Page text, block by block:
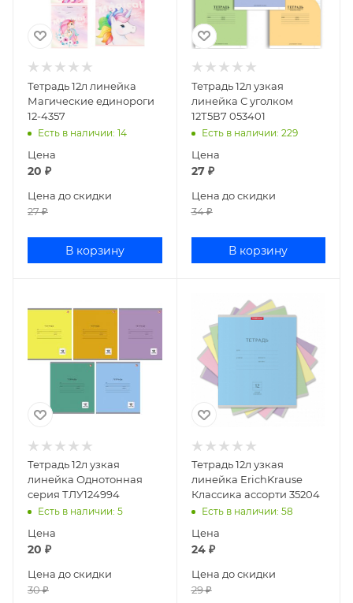
Тетрадь 12л линейка
Магические единороги
12-4357
Есть в наличии: 14
Цена
20 ₽
Цена до скидки
27₽
В корзину
Тетрадь 12л узкая
линейка С уголком
12Т5В7 053401
Есть в наличии: 229
Цена
27₽
Цена до скидки
34₽
В корзину
Тетрадь 12л узкая
линейка Однотонная
серия ТЛУ124994
Есть в наличии: 5
Цена
20 ₽
Цена до скидки
30₽
Тетрадь 12л узкая
линейка ErichKrause
Классика ассорти 35204
Есть в наличии: 58
Цена
24₽
Цена до скидки
29₽